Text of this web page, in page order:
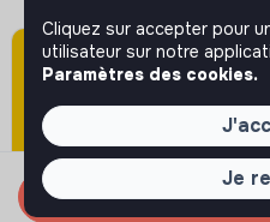
Attention cette
plus de 60 jours (le 09/
doute expirée ou non
Candidater
© 2026 jobs that
Cliquez sur accepter pour
utilisateur sur notre
Paramètres des cookies.
Je